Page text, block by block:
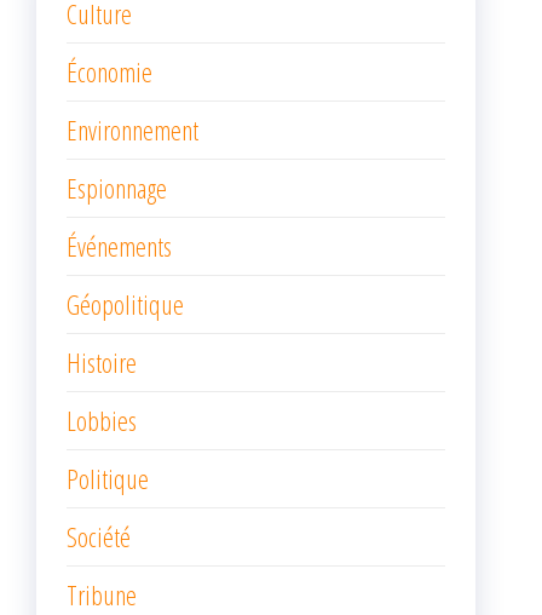
Culture
Économie
Environnement
Espionnage
Événements
Géopolitique
Histoire
Lobbies
Politique
Société
Tribune